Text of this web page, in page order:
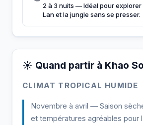
2 à 3 nuits — Idéal pour
Lan et la jungle sans se presser.
☀️ Quand partir à Khao
CLIMAT TROPICAL HUMIDE
Novembre à avril — Saison
et températures agréables pour